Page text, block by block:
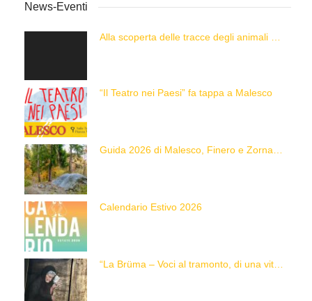
News-Eventi
Alla scoperta delle tracce degli animali delle Alpi con “Caccia alla Traccia!”
“Il Teatro nei Paesi” fa tappa a Malesco
Calendario Estivo 2026